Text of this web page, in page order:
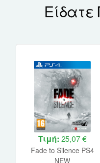
Τιμή: 25,07 €
Fade to Silence PS4
NEW